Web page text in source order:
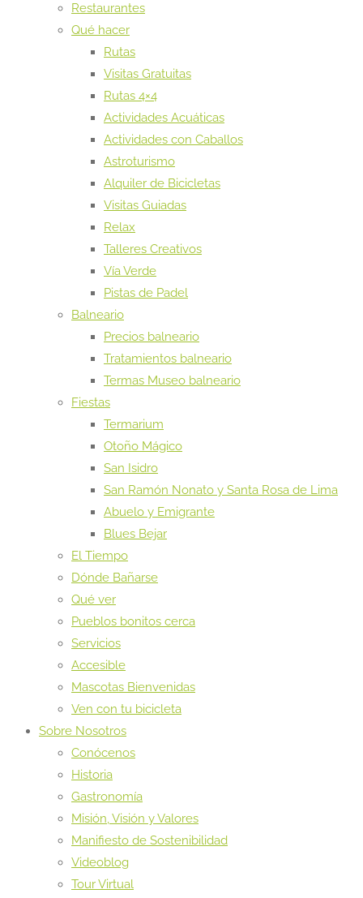
Restaurantes
Qué hacer
Rutas
Visitas Gratuitas
Rutas 4×4
Actividades Acuáticas
Actividades con Caballos
Astroturismo
Alquiler de Bicicletas
Visitas Guiadas
Relax
Talleres Creativos
Vía Verde
Pistas de Padel
Balneario
Precios balneario
Tratamientos balneario
Termas Museo balneario
Fiestas
Termarium
Otoño Mágico
San Isidro
San Ramón Nonato y Santa Rosa de Lima
Abuelo y Emigrante
Blues Bejar
El Tiempo
Dónde Bañarse
Qué ver
Pueblos bonitos cerca
Servicios
Accesible
Mascotas Bienvenidas
Ven con tu bicicleta
Sobre Nosotros
Conócenos
Historia
Gastronomía
Misión, Visión y Valores
Manifiesto de Sostenibilidad
Videoblog
Tour Virtual